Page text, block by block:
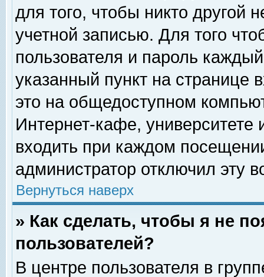
для того, чтобы никто другой
учетной записью. Для того
пользователя и пароль
указанный пункт на
это на общедоступном
Интернет-кафе, университете
входить при каждом
администратор отключил эту
Вернуться наверх
» Как сделать, чтобы я не
пользователей?
В центре пользователя в